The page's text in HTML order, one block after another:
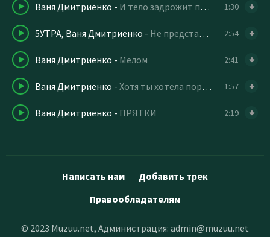
Ваня Дмитриенко - И тело задрожит почувствовав уют 1:30
5УТРА, Ваня Дмитриенко - Не представляешь 2:54
Ваня Дмитриенко - Мелом 2:41
Ваня Дмитриенко - Хотя ты хотела порш порш 1:57
Ваня Дмитриенко - ПРЯТКИ 2:19
Написать нам
Добавить трек
Правообладателям
© 2023 Muzuu.net, Администрация: admin@muzuu.net